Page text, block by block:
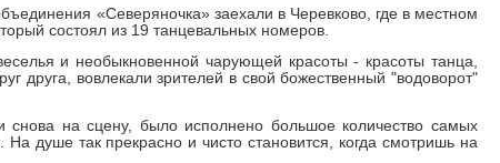
«Северяночка» заехали в Черевково, где в местном
состоял из 19 танцевальных номеров.
и необыкновенной чарующей красоты - красоты танца,
друга, вовлекали зрителей в свой божественный "водоворот"
на сцену, было исполнено большое количество самых
На душе так прекрасно и чисто становится, когда смотришь на